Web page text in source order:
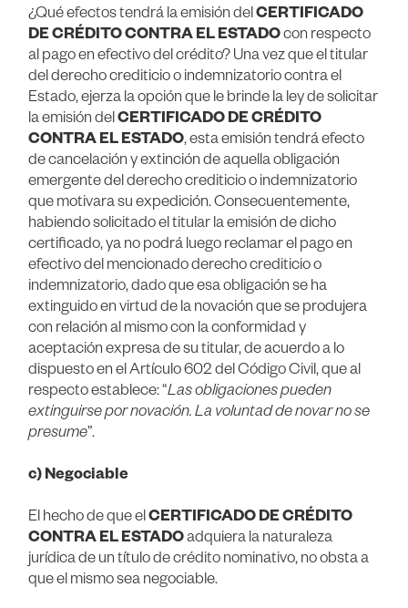
¿Qué efectos tendrá la emisión delCERTIFICADO
DE CRÉDITO CONTRA EL ESTADOcon respecto
al pago en efectivo del crédito? Una vez que el titular
del derecho crediticio o indemnizatorio contra el
Estado, ejerza la opción que le brinde la ley de solicitar
la emisión delCERTIFICADO DE CRÉDITO
CONTRA EL ESTADO, esta emisión tendrá efecto
de cancelación y extinción de aquella obligación
emergente del derecho crediticio o indemnizatorio
que motivara su expedición. Consecuentemente,
habiendo solicitado el titular la emisión de dicho
certificado, ya no podrá luego reclamar el pago en
efectivo del mencionado derecho crediticio o
indemnizatorio, dado que esa obligación se ha
extinguido en virtud de la novación que se produjera
con relación al mismo con la conformidad y
aceptación expresa de su titular, de acuerdo a lo
dispuesto en el Artículo 602 del Código Civil, que al
respecto establece: “Las obligaciones pueden
extinguirse por novación. La voluntad de novar no se
presume”.
c) Negociable
El hecho de que elCERTIFICADO DE CRÉDITO
CONTRA EL ESTADOadquiera la naturaleza
jurídica de un título de crédito nominativo, no obsta a
que el mismo sea negociable.